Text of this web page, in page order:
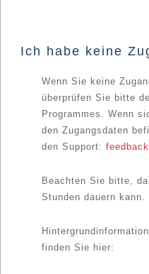
Ich habe keine
Wenn Sie keine
überprüfen Sie bitte
Programmes. Wenn
den Zugangsdaten
den Support:
Beachten Sie bitte,
Stunden dauern kann.
finden Sie hier: